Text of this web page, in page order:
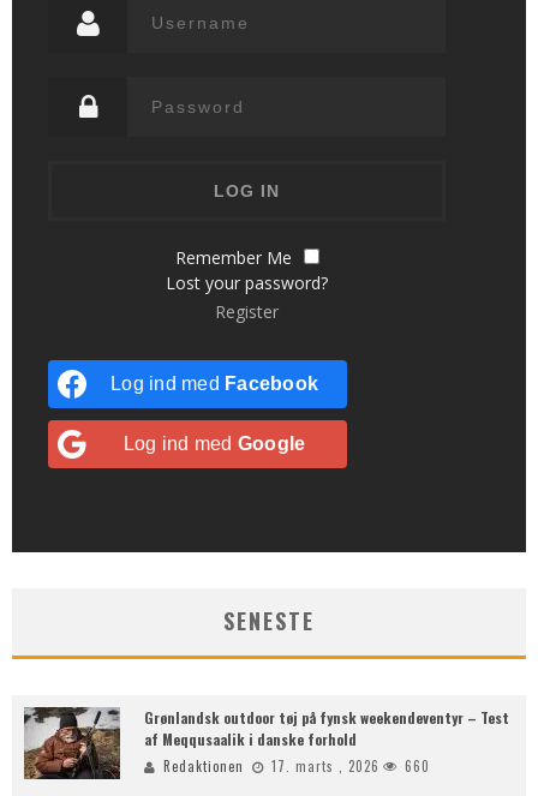
Remember Me
Lost your password?
Register
Log ind med Facebook
Log ind med Google
SENESTE
Grønlandsk outdoor tøj på fynsk weekendeventyr – Test
af Meqqusaalik i danske forhold
Redaktionen 17. marts , 2026 660